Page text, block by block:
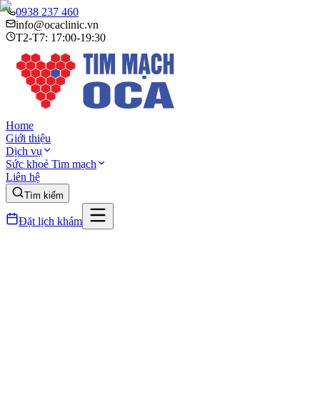
0938 237 460
info@ocaclinic.vn
T2-T7: 17:00-19:30
Home
Giới thiệu
Dịch vụ
Sức khoẻ Tim mạch
Liên hệ
Tìm kiếm
Đặt lịch khám